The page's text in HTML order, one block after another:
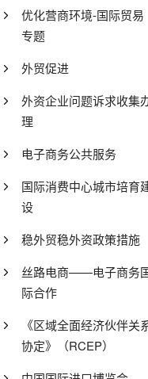
优化营商环境-国际贸易
专题
外贸促进
外资企业问题诉求收集
理
电子商务公共服务
国际消费中心城市培育
设
稳外贸稳外资政策措施
丝路电商——电子商务
际合作
《区域全面经济伙伴关
协定》（RCEP）